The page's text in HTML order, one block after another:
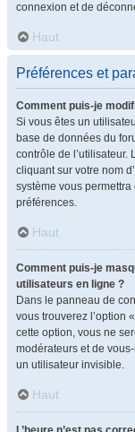
connexion et de
Haut
Préférences et
Comment puis-je
Si vous êtes un
base de données du
contrôle de l’utilisateur.
cliquant sur votre nom
système vous
préférences.
Haut
Comment puis-je
utilisateurs en ligne ?
Dans le panneau de
vous trouverez l’option
cette option, vous ne
modérateurs et de
un utilisateur invisible.
Haut